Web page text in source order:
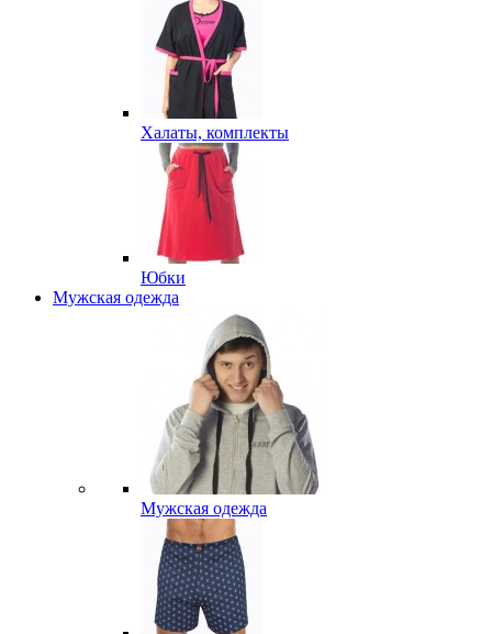
Халаты, комплекты
Юбки
Мужская одежда
Мужская одежда